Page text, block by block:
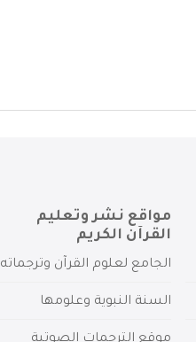
مواقع نشر وتعليم
القرآن الكريم
الجامع لعلوم القرآن وترجماته
السنة النبوية وعلومها